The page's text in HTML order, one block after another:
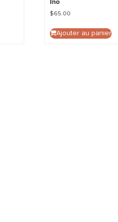
Ino
$65.00
Ajouter au panier